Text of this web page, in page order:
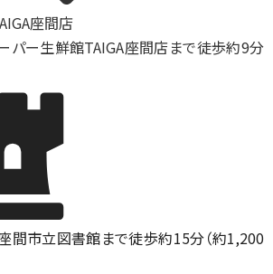
パー生鮮館TAIGA座間店まで徒歩約9分
間市立図書館まで徒歩約15分（約1,200